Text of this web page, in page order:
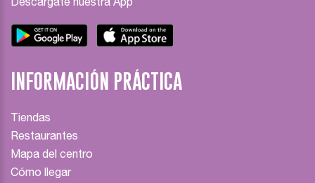
Descárgate nuestra App
INFORMACIÓN PRÁCTICA
Tiendas
Restaurantes
Mapa del centro
Cómo llegar